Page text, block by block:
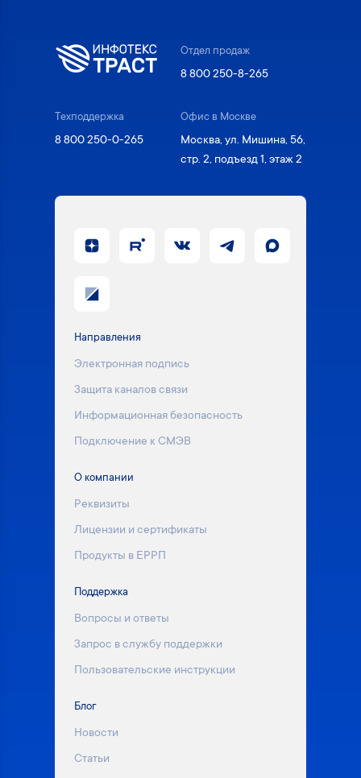
Отдел продаж
8 800 250-8-265
Техподдержка
8 800 250-0-265
Офис в Москве
Москва, ул. Мишина, 56,
стр. 2, подъезд 1, этаж 2
Направления
Электронная подпись
Защита каналов связи
Информационная безопасность
Подключение к СМЭВ
О компании
Реквизиты
Лицензии и сертификаты
Продукты в ЕРРП
Поддержка
Вопросы и ответы
Запрос в службу поддержки
Пользовательские инструкции
Блог
Новости
Статьи